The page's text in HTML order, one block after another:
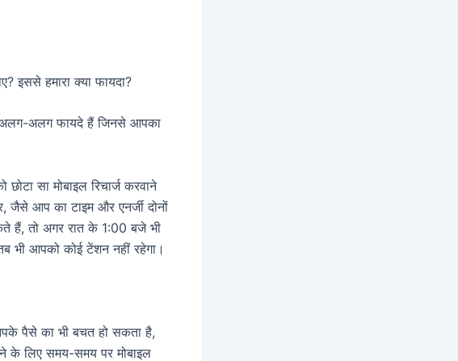
इससे हमारा क्या फायदा?
अलग फायदे हैं जिनसे आपका
सा मोबाइल रिचार्ज करवाने
आप का टाइम और एनर्जी दोनों
हैं, तो अगर रात के 1:00 बजे भी
भी आपको कोई टेंशन नहीं रहेगा।
पैसे का भी बचत हो सकता है,
के लिए समय-समय पर मोबाइल